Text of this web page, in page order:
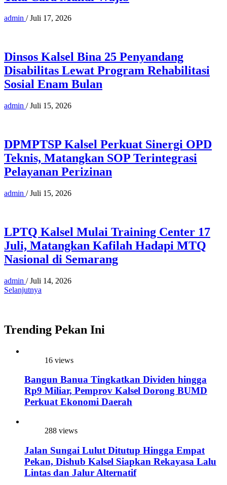
admin / Juli 17, 2026
Dinsos Kalsel Bina 25 Penyandang
Disabilitas Lewat Program Rehabilitasi
Sosial Enam Bulan
admin / Juli 15, 2026
DPMPTSP Kalsel Perkuat Sinergi OPD
Teknis, Matangkan SOP Terintegrasi
Pelayanan Perizinan
admin / Juli 15, 2026
LPTQ Kalsel Mulai Training Center 17
Juli, Matangkan Kafilah Hadapi MTQ
Nasional di Semarang
admin / Juli 14, 2026
Selanjutnya
Trending Pekan Ini
16 views
Bangun Banua Tingkatkan Dividen hingga
Rp9 Miliar, Pemprov Kalsel Dorong BUMD
Perkuat Ekonomi Daerah
288 views
Jalan Sungai Lulut Ditutup Hingga Empat
Pekan, Dishub Kalsel Siapkan Rekayasa Lalu
Lintas dan Jalur Alternatif